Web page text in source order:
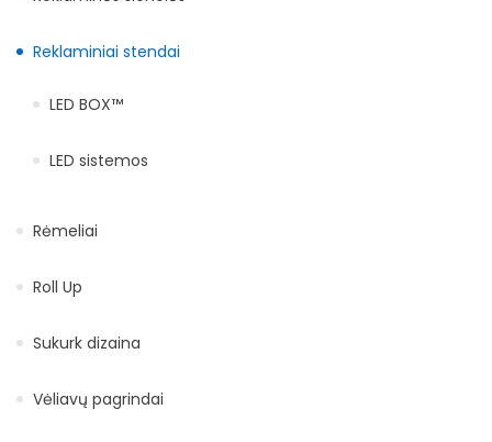
Reklaminiai stendai
LED BOX™
LED sistemos
Rėmeliai
Roll Up
Sukurk dizaina
Vėliavų pagrindai